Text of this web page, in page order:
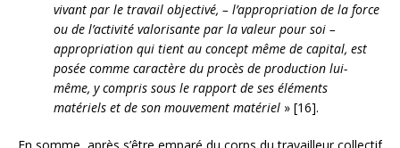
vivant par le travail objectivé, – l’appropriation de la force
ou de l’activité valorisante par la valeur pour soi –
appropriation qui tient au concept même de capital, est
posée comme caractère du procès de production lui-
même, y compris sous le rapport de ses éléments
matériels et de son mouvement matériel » [16].